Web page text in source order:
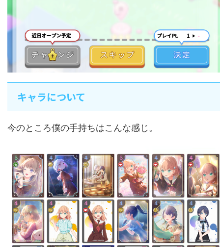
キャラについて
今のところ僕の手持ちはこんな感じ。